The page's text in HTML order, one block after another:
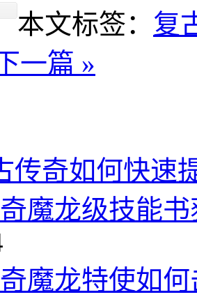
本文标签： 复
一篇 »
传奇如何快速
魔龙级技能
魔龙特使如